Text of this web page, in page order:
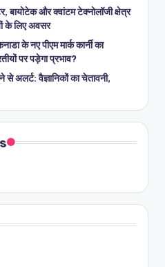
बायोटेक और क्वांटम टेक्नोलॉजी क्षेत्र
के लिए अवसर
के नए पीएम मार्क कार्नी का
पर पड़ेगा प्रभाव?
अलर्ट: वैज्ञानिकों का चेतावनी,